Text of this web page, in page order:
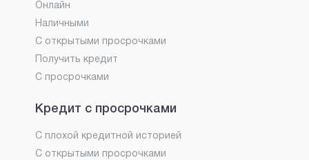
Онлайн
Наличными
С открытыми просрочками
Получить кредит
С просрочками
Кредит с просрочками
С плохой кредитной историей
С открытыми просрочками